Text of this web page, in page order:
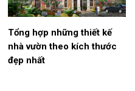
Tổng hợp những thiết kế
nhà vườn theo kích thước
đẹp nhất